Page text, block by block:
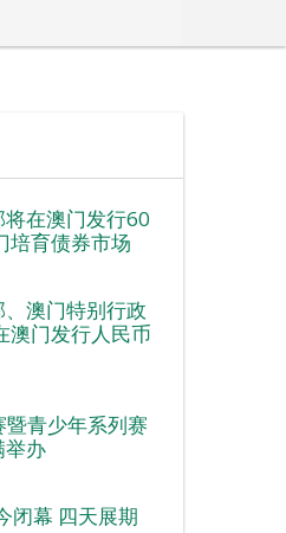
在澳门发行60
培育债券市场
澳门特别行政
澳门发行人民币
暨青少年系列赛
举办
闭幕 四天展期